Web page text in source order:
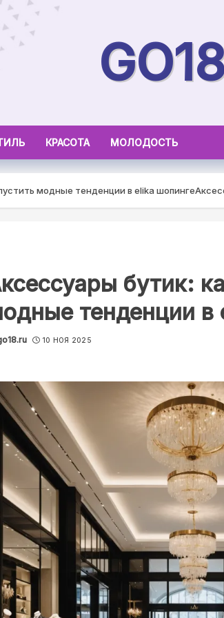
КРАСОТА МОЛОДОСТЬ
модные тенденции в elika шопинге
бутик:
тенденции в
10 НОЯ 2025